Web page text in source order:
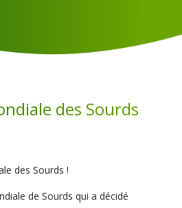
des Sourds
des Sourds !
de Sourds qui a décidé